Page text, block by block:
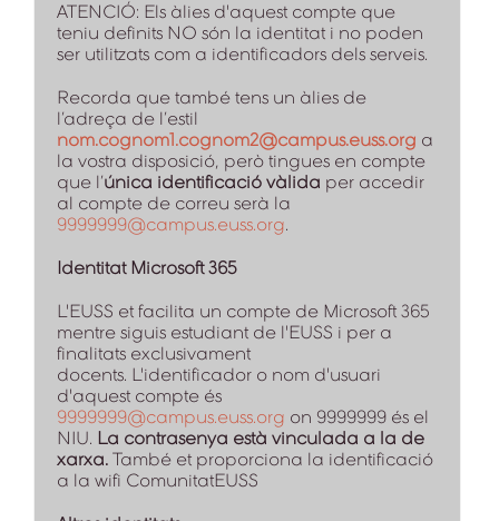
ATENCIÓ: Els àlies d'aquest compte que
teniu definits NO són la identitat i no poden
ser utilitzats com a identificadors dels serveis.
Recorda que també tens un àlies de
l’adreça de l’estil
nom.cognom1.cognom2@campus.euss.org a
la vostra disposició, però tingues en compte
que l’única identificació vàlida per accedir
al compte de correu serà la
9999999@campus.euss.org.
Identitat Microsoft 365
L'EUSS et facilita un compte de Microsoft 365
mentre siguis estudiant de l'EUSS i per a
finalitats exclusivament
docents. L'identificador o nom d'usuari
d'aquest compte és
9999999@campus.euss.org on 9999999 és el
NIU. La contrasenya està vinculada a la de
xarxa. També et proporciona la identificació
a la wifi ComunitatEUSS